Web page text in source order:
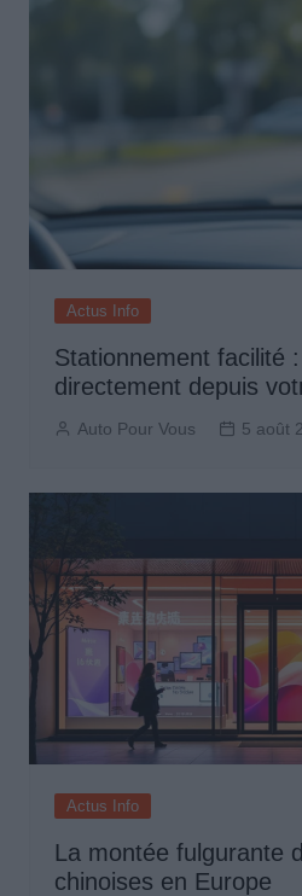
Actus Info
Stationnement facilité
directement depuis
Auto Pour Vous 5 août
Actus Info
La montée fulgurante
chinoises en Europe